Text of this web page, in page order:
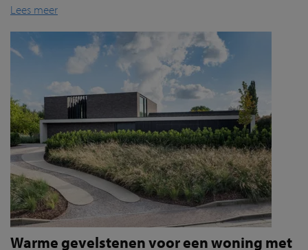
Lees meer
Warme gevelstenen voor een woning met